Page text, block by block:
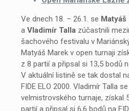
Ve dnech 18. – 26.1. se Matyáš
a Vladimír Talla zúčastnili
šachového festivalu v
Matyáš Marek v open turnaji
z 8 partií a připsal si 13,5 bodů
V aktuální listině se tak dostal
FIDE ELO 2000. Vladimír Talla
velmistrovského turnaje, získal
partií a připsal si 6,6 bodů na